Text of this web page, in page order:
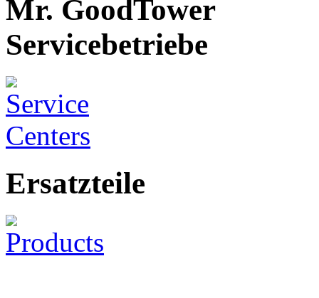
Mr. GoodTower
Servicebetriebe
Ersatzteile